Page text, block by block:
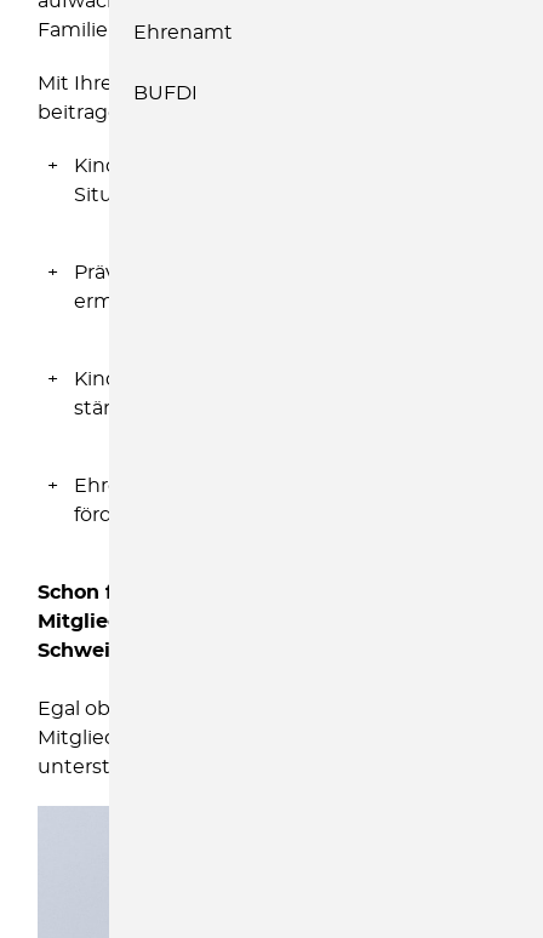
Familien die Hilfe erhalten, die sie benötigen.
Mit Ihrer Mitgliedschaft können Sie dazu
beitragen:
Kinder und Familien in schwierigen
Situationen zu unterstützen
Präventions- und Beratungsangebote zu
ermöglichen
Kinderrechte in unserer Gesellschaft zu
stärken
Ehrenamtliches Engagement vor Ort zu
fördern
Schon für
Mitglied im Kinderschutzbund KV Sächische
Schweiz-Osterzgebirge werden.
Egal ob aktiv oder eher zurückhaltend - alle
Mitglieder sind herzlich willkommen. Sie
unterstützen damit die Ziele des Vereins.
Ehrenamt
BUFDI